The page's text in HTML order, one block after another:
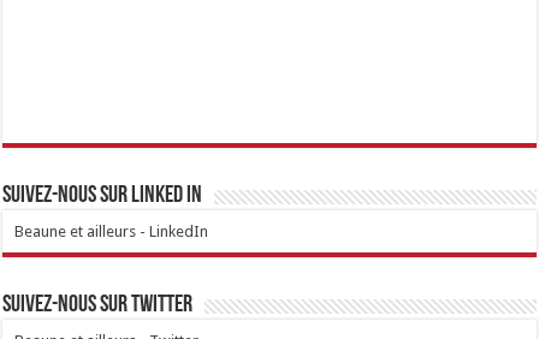
Suivez-nous sur linked IN
Beaune et ailleurs - LinkedIn
Suivez-nous sur Twitter